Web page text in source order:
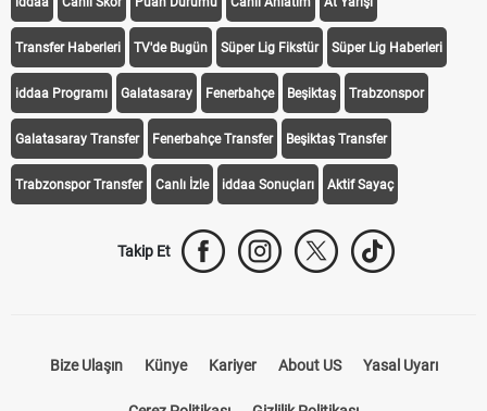
Transfer Haberleri TV'de Bugün Süper Lig Fikstür Süper Lig Haberleri
iddaa Programı Galatasaray Fenerbahçe Beşiktaş Trabzonspor
Galatasaray Transfer Fenerbahçe Transfer Beşiktaş Transfer
Trabzonspor Transfer Canlı İzle iddaa Sonuçları Aktif Sayaç
Takip Et
Bize Ulaşın Künye Kariyer About US Yasal Uyarı